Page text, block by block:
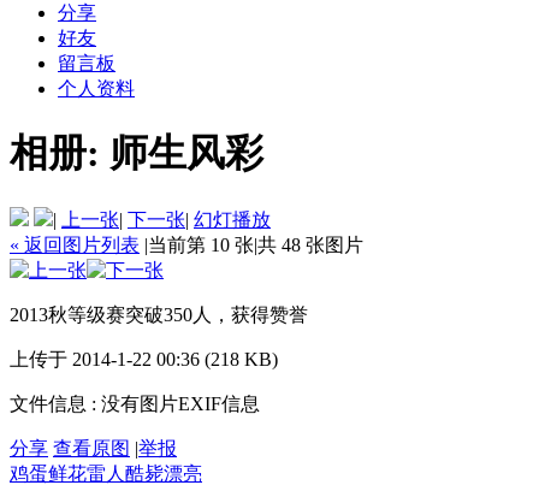
分享
好友
留言板
个人资料
相册: 师生风彩
| 上一张| 下一张| 幻灯播放
« 返回图片列表 |当前第 10 张|共 48 张图片
2013秋等级赛突破350人，获得赞誉
上传于 2014-1-22 00:36 (218 KB)
文件信息 : 没有图片EXIF信息
分享 查看原图 |举报
鸡蛋鲜花雷人 酷毙漂亮